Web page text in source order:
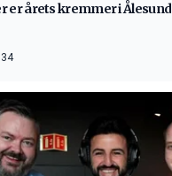
er årets kremmer i Ålesund